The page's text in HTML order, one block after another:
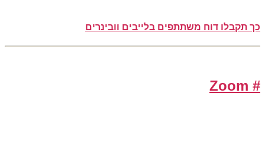
דוח משתתפים בלייבים וובינרים